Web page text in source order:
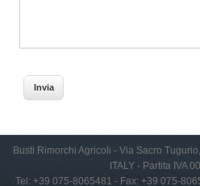
Busti Rimorchi Agricoli - Via Sacro
ITALY - Partita IVA
Tel: +39 075-8065481 - Fax: +39 075-